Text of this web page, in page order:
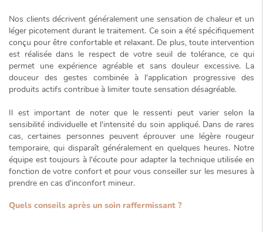
Nos clients décrivent généralement une sensation de chaleur et un
léger picotement durant le traitement. Ce soin a été spécifiquement
conçu pour être confortable et relaxant. De plus, toute intervention
est réalisée dans le respect de votre seuil de tolérance, ce qui
permet une expérience agréable et sans douleur excessive. La
douceur des gestes combinée à l'application progressive des
produits actifs contribue à limiter toute sensation désagréable.
Il est important de noter que le ressenti peut varier selon la
sensibilité individuelle et l'intensité du soin appliqué. Dans de rares
cas, certaines personnes peuvent éprouver une légère rougeur
temporaire, qui disparaît généralement en quelques heures. Notre
équipe est toujours à l'écoute pour adapter la technique utilisée en
fonction de votre confort et pour vous conseiller sur les mesures à
prendre en cas d'inconfort mineur.
Quels conseils après un soin raffermissant ?